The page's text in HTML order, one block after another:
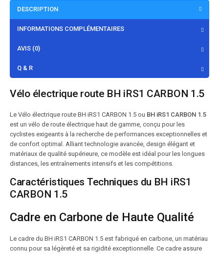
DESCRIPTION
INFORMATIONS COMPLÉMENTAIRES
AVIS (0)
Q & R
Vélo électrique route BH iRS1 CARBON 1.5
Le Vélo électrique route BH iRS1 CARBON 1.5 ou BH iRS1 CARBON 1.5
est un vélo de route électrique haut de gamme, conçu pour les
cyclistes exigeants à la recherche de performances exceptionnelles et
de confort optimal. Alliant technologie avancée, design élégant et
matériaux de qualité supérieure, ce modèle est idéal pour les longues
distances, les entraînements intensifs et les compétitions.
Caractéristiques Techniques du BH iRS1
CARBON 1.5
Cadre en Carbone de Haute Qualité
Le cadre du BH iRS1 CARBON 1.5 est fabriqué en carbone, un matériau
connu pour sa légèreté et sa rigidité exceptionnelle. Ce cadre assure